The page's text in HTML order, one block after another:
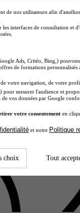
et énergies
et
professionnel
capables
de nos utilisateurs afin
interfaces de consultation et
Ads, Critéo, Bing,)
de formations
votre navigation, de votre
mesurer l'audience et
vos données par Google
votre consentement en
et notre Politique
choix Tout